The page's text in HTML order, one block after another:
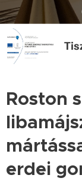
Roston
erdei